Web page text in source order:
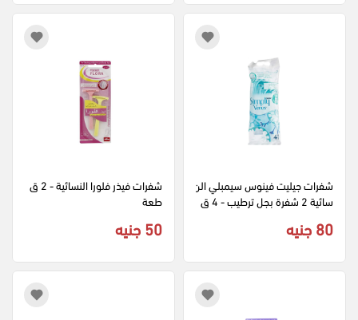
شفرات جيليت فينوس سيمبلي الن
سائية 2 شفرة بجل ترطيب - 4 ق
80 جنيه
شفرات فيذر فلورا النسائية - 2 ق
طعة
50 جنيه